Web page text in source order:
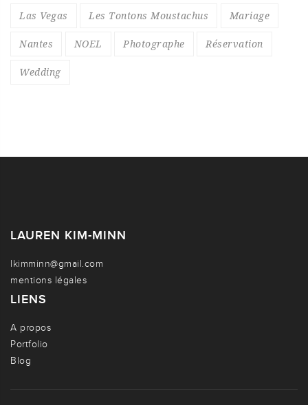
Las Vegas Les Tontons Moustachus Mariage
Nantes NOEL Photographe Réservation
Wedding
LAUREN KIM-MINN
lkimminn@gmail.com
mentions légales
LIENS
A propos
Portfolio
Blog